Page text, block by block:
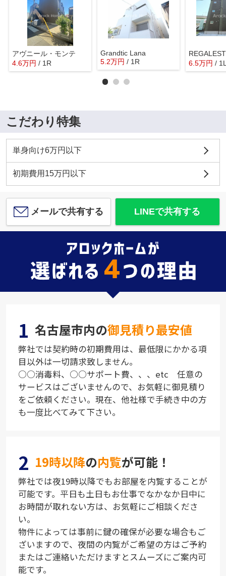
アヴニール・モンテ
4.6万円 / 1R
Grandtic Lana
5.2万円 / 1R
6.5万円 /
こだわり特集
単身向け6万円以下
初期費用15万円以下
メールで共有する LINEで共有する
1 名古屋市内の御見積り最安値
弊社では契約時の初期費用は、最低限にかかる項
目以外は一切請求致しません。
○○消毒料、○○サポート費、、、etc 任意の
サービスはございませんので、お気軽に御見積り
をご依頼ください。現在、他社様で手続き中の方
も一度比べてみて下さい。
2 19時以降の内覧が可能！
弊社では夜19時以降でもお部屋を内覧することが
可能です。平日も土日もお仕事でなかなか日中に
お時間が取れない方は、お気軽にご相談くださ
い。
物件によっては事前に鍵の確保が必要な場合もご
ざいますので、夜間の内覧がご希望の方はご予約
またはご連絡いただけますとスムーズにご案内可
能です。